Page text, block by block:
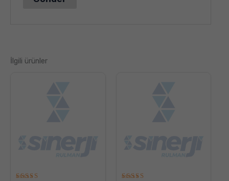
İlgili ürünler